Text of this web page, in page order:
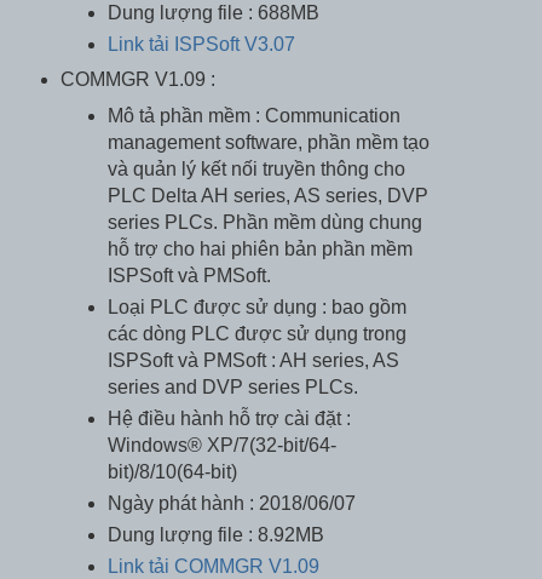
Dung lượng file : 688MB
Link tải ISPSoft V3.07
COMMGR V1.09 :
Mô tả phần mềm : Communication
management software, phần mềm tạo
và quản lý kết nối truyền thông cho
PLC Delta AH series, AS series, DVP
series PLCs. Phần mềm dùng chung
hỗ trợ cho hai phiên bản phần mềm
ISPSoft và PMSoft.
Loại PLC được sử dụng : bao gồm
các dòng PLC được sử dụng trong
ISPSoft và PMSoft : AH series, AS
series and DVP series PLCs.
Hệ điều hành hỗ trợ cài đặt :
Windows® XP/7(32-bit/64-
bit)/8/10(64-bit)
Ngày phát hành : 2018/06/07
Dung lượng file : 8.92MB
Link tải COMMGR V1.09